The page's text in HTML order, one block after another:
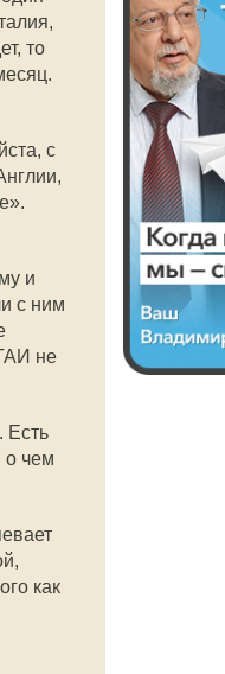
то
с
и
с ним
не
Есть
о чем
как